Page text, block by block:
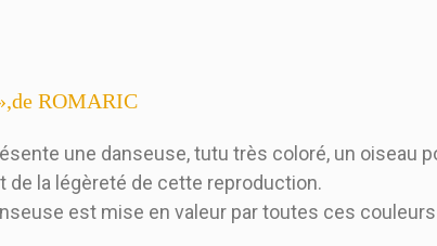
ROMARIC
une danseuse, tutu très coloré, un oiseau
de la légèreté de cette reproduction.
est mise en valeur par toutes ces